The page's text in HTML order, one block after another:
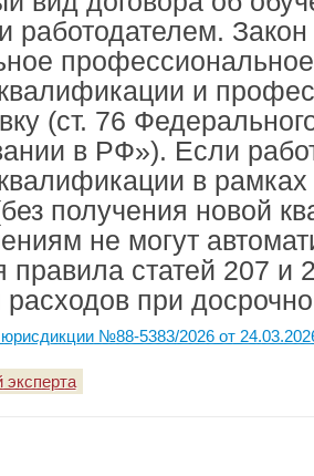
работодателем.
и
(ст. 76
в РФ»). Если
в
получения новой
не могут
правила статей 207 и
при
№88-5383/2026 от
эксперта